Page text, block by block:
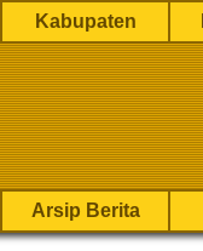
Kabupaten
Arsip Berita